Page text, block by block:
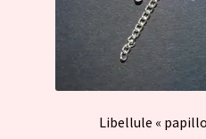
Libellule «